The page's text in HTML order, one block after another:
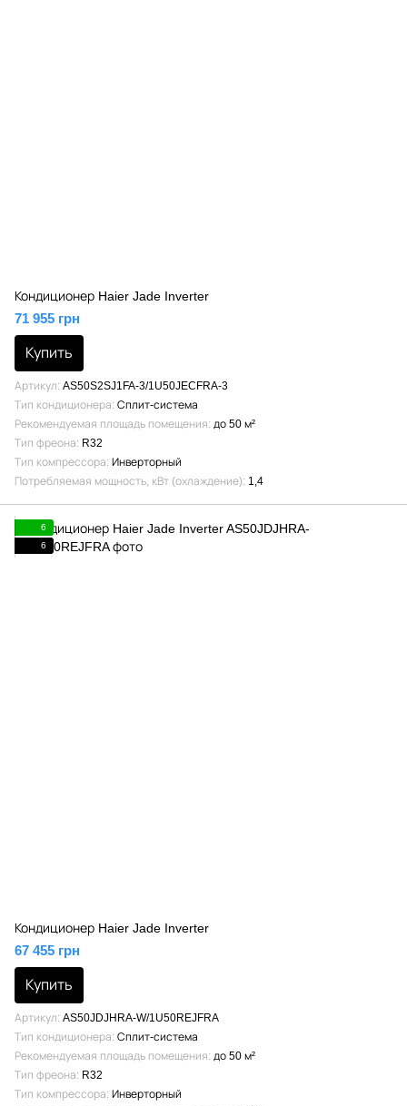
Кондиционер Haier Jade Inverter
71 955 грн
Купить
Артикул AS50S2SJ1FA-3/1U50JECFRA-3
Тип кондиционера Сплит-система
Рекомендуемая площадь помещения до 50 м²
Тип фреона
R32
Тип компрессора Инверторный
Потребляемая мощность, кВт (охлаждение) 1,4
6
6
Кондиционер Haier Jade Inverter
67 455 грн
Купить
Артикул AS50JDJHRA-W/1U50REJFRA
Тип кондиционера Сплит-система
Рекомендуемая площадь помещения до 50 м²
Тип фреона
R32
Тип компрессора Инверторный